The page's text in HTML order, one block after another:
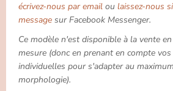
écrivez-nous par email ou laissez-nous
message sur Facebook Messenger.
Ce modèle n'est disponible à la vente
mesure (donc en prenant en compte
individuelles pour s'adapter au
morphologie).